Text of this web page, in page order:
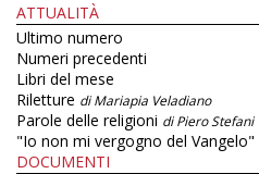
ATTUALITÀ
Ultimo numero
Numeri precedenti
Libri del mese
Riletture di Mariapia Veladiano
Parole delle religioni di Piero Stefani
"Io non mi vergogno del Vangelo"
DOCUMENTI